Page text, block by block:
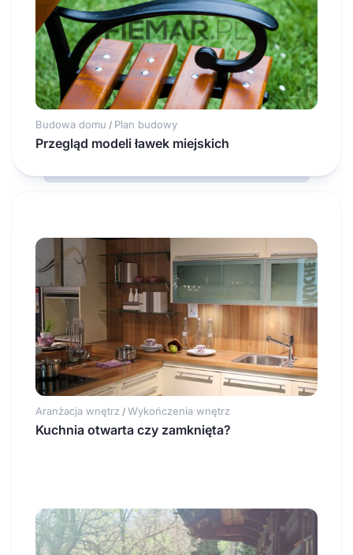
Budowa domu / Plan budowy
Przegląd modeli ławek miejskich
Aranżacja wnętrz / Wykończenia wnętrz
Kuchnia otwarta czy zamknięta?